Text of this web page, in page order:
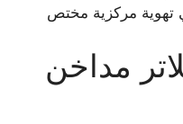
تهوية مركزية مختص
مداخن